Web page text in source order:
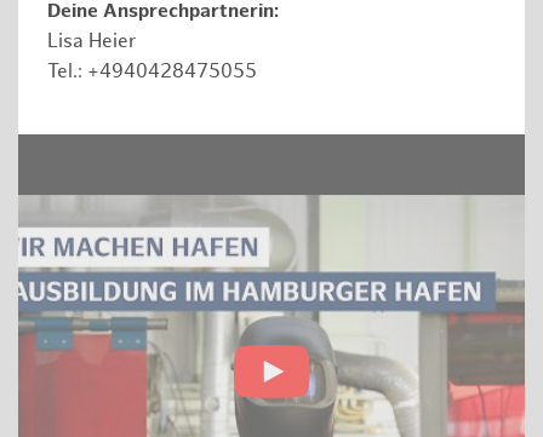
Deine Ansprechpartnerin:
Lisa Heier
Tel.: +4940428475055